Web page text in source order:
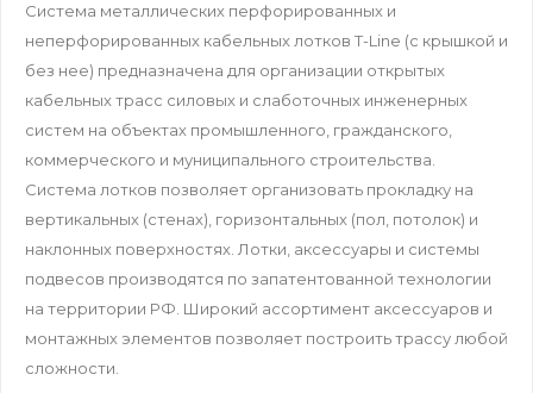
Система металлических перфорированных и
неперфорированных кабельных лотков T-Line (с крышкой и
без нее) предназначена для организации открытых
кабельных трасс силовых и слаботочных инженерных
систем на объектах промышленного, гражданского,
коммерческого и муниципального строительства.
Система лотков позволяет организовать прокладку на
вертикальных (стенах), горизонтальных (пол, потолок) и
наклонных поверхностях. Лотки, аксессуары и системы
подвесов производятся по запатентованной технологии
на территории РФ. Широкий ассортимент аксессуаров и
монтажных элементов позволяет построить трассу любой
сложности.